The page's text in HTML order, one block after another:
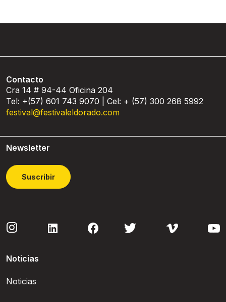
Contacto
Cra 14 # 94-44 Oficina 204
Tel: +(57) 601 743 9070 | Cel: + (57) 300 268 5992
festival@festivaleldorado.com
Newsletter
Suscribir
Noticias
Noticias